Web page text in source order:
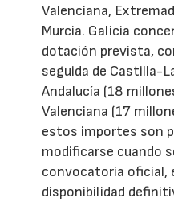
Valenciana,
Murcia. Galicia
dotación prevista,
seguida de Castilla-
Andalucía (18
Valenciana (17
estos importes son
modificarse cuando
convocatoria oficial,
disponibilidad